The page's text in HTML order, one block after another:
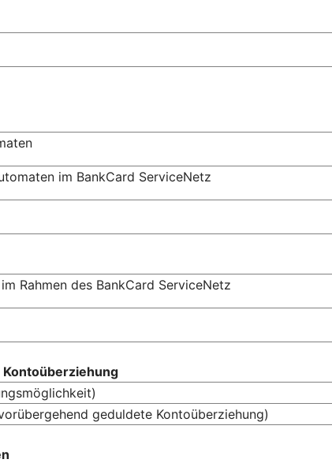
im BankCard ServiceNetz
Rahmen des BankCard ServiceNetz
geduldete Kontoüberziehung)